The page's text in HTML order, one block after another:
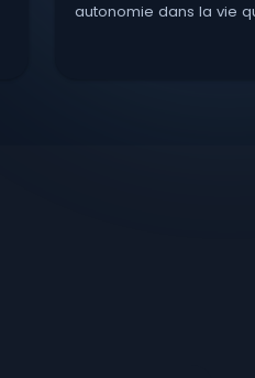
autonomie dans la vie